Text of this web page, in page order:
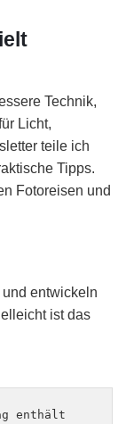
Technik,
Licht,
teile ich
Tipps.
Fotoreisen und
entwickeln
ist das
enthält